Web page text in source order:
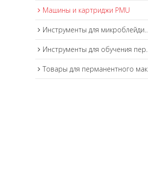
Машины и картриджи PMU
Инструменты для микроблейдинга
Инструменты для обучения перманентному макияжу
Товары для перманентного макияжа